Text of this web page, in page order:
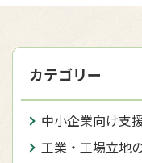
カテゴリー
中小企業向け支
工業・工場立地